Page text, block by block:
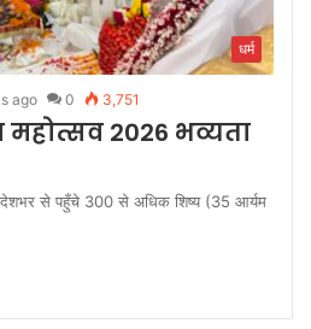
धर्म
ago 0 3,751
महोत्सव 2026 भव्यता
देशभर से पहुँचे 300 से अधिक शिष्य (35 आर्यम